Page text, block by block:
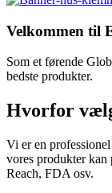
Velkommen til
Som et førende
bedste produkter.
Hvorfor
Vi er en
vores produkter
Reach, FDA osv.